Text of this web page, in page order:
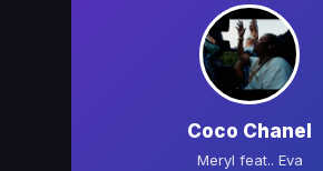
Coco Chanel
Meryl feat.. Eva